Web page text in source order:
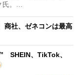
氏。…
商社、ゼネコンは最高
SHEIN、TikTok、